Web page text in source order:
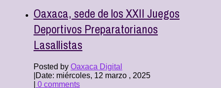
Oaxaca, sede de los XXII Juegos
Deportivos Preparatorianos
Lasallistas
Posted by Oaxaca Digital
Date: miércoles, 12 marzo , 2025
0 comments